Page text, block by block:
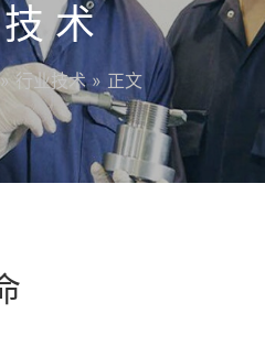
术
行业技术» 正文